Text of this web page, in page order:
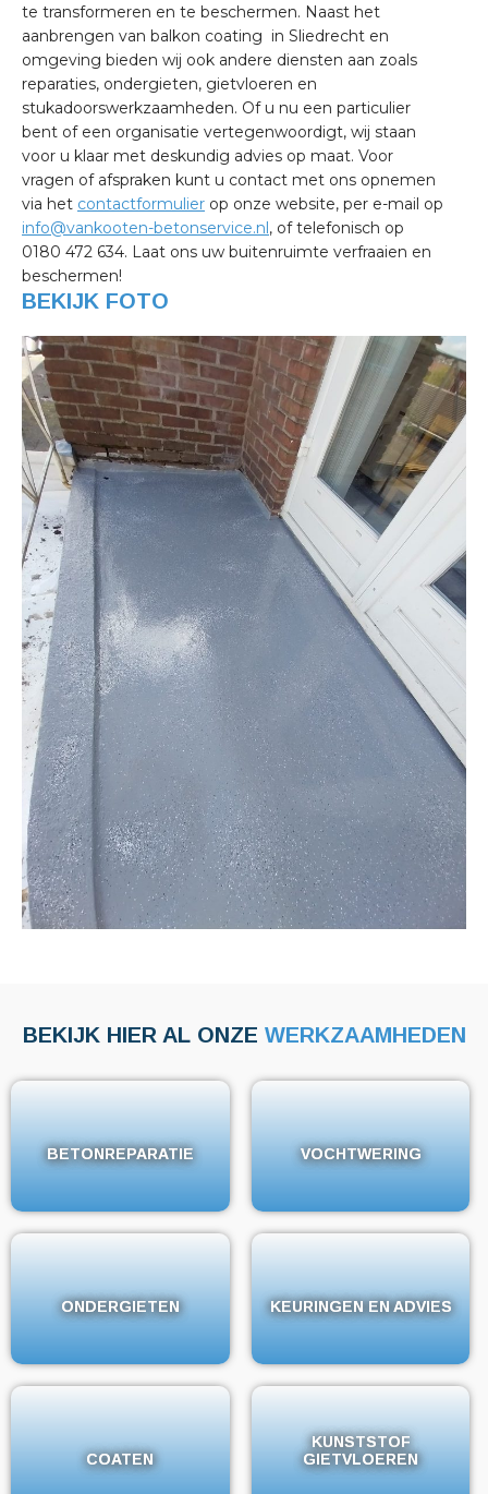
te transformeren en te beschermen. Naast het
aanbrengen van balkon coating in Sliedrecht en
omgeving bieden wij ook andere diensten aan zoals
reparaties, ondergieten, gietvloeren en
stukadoorswerkzaamheden. Of u nu een particulier
bent of een organisatie vertegenwoordigt, wij staan
voor u klaar met deskundig advies op maat. Voor
vragen of afspraken kunt u contact met ons opnemen
via het contactformulier op onze website, per e-mail op
info@vankooten-betonservice.nl, of telefonisch op
0180 472 634. Laat ons uw buitenruimte verfraaien en
beschermen!
BEKIJK FOTO
BEKIJK HIER AL ONZE WERKZAAMHEDEN
BETONREPARATIE
BETONREPARATIE VOCHTWERING
VOCHTWERING
ONDERGIETEN
ONDERGIETEN KEURINGEN EN ADVIES
KEURINGEN EN ADVIES
COATEN
COATEN
KUNSTSTOF
GIETVLOEREN
KUNSTSTOF
GIETVLOEREN